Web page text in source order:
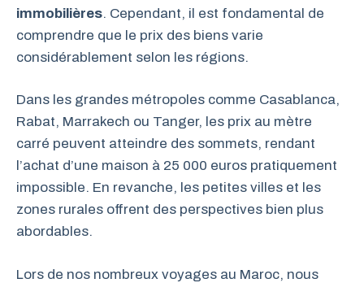
immobilières. Cependant, il est fondamental de
comprendre que le prix des biens varie
considérablement selon les régions.
Dans les grandes métropoles comme Casablanca,
Rabat, Marrakech ou Tanger, les prix au mètre
carré peuvent atteindre des sommets, rendant
l’achat d’une maison à 25 000 euros pratiquement
impossible. En revanche, les petites villes et les
zones rurales offrent des perspectives bien plus
abordables.
Lors de nos nombreux voyages au Maroc, nous